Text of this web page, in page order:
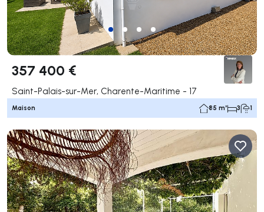
357 400 €
Saint-Palais-sur-Mer, Charente-Maritime - 17
Maison 85 m² 3 1